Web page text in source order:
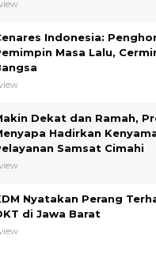
Indonesia:
Masa Lalu,
Dekat dan Ramah,
Hadirkan
Samsat Cimahi
Nyatakan Perang
di Jawa Barat